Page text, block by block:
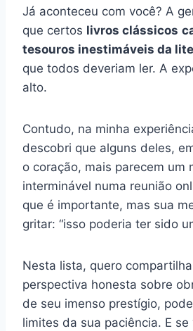
Já aconteceu com você? A
que certos livros clássicos
tesouros inestimáveis da
que todos deveriam ler. A
alto.
Contudo, na minha
descobri que alguns deles,
o coração, mais parecem um
interminável numa reunião
que é importante, mas sua
gritar: “isso poderia ter sido
Nesta lista, quero
perspectiva honesta sobre
de seu imenso prestígio,
limites da sua paciência. E